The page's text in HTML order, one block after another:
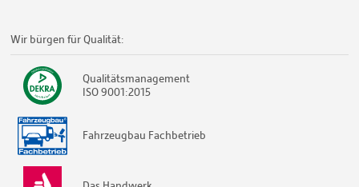
Wir bürgen für Qualität:
Qualitätsmanagement
ISO 9001:2015
Fahrzeugbau Fachbetrieb